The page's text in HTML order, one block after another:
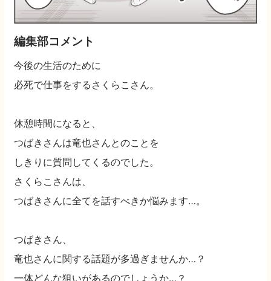
編集部コメント
今後の生活のために
必死で仕事をするさくらこさん。
休憩時間になると、
つばきさんは竜也さんとのことを
しきりに質問してくるのでした。
さくらこさんは、
つばきさんに全てを話すべきか悩みます…。
つばきさん、
竜也さんに関する話題が多過ぎませんか…？
一体どんな狙いがあるのでしょうか…？